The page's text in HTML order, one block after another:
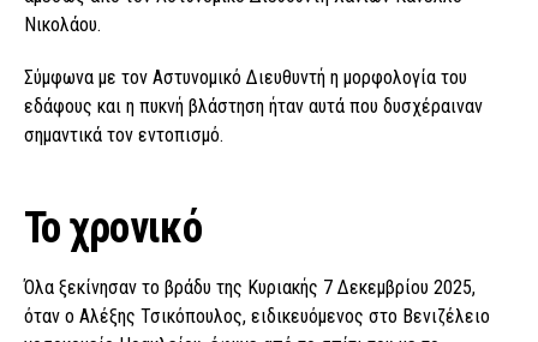
Νικολάου.
Σύμφωνα με τον Αστυνομικό Διευθυντή η μορφολογία του
εδάφους και η πυκνή βλάστηση ήταν αυτά που δυσχέραιναν
σημαντικά τον εντοπισμό.
Το χρονικό
Όλα ξεκίνησαν το βράδυ της Κυριακής 7 Δεκεμβρίου 2025,
όταν ο Αλέξης Τσικόπουλος, ειδικευόμενος στο Βενιζέλειο